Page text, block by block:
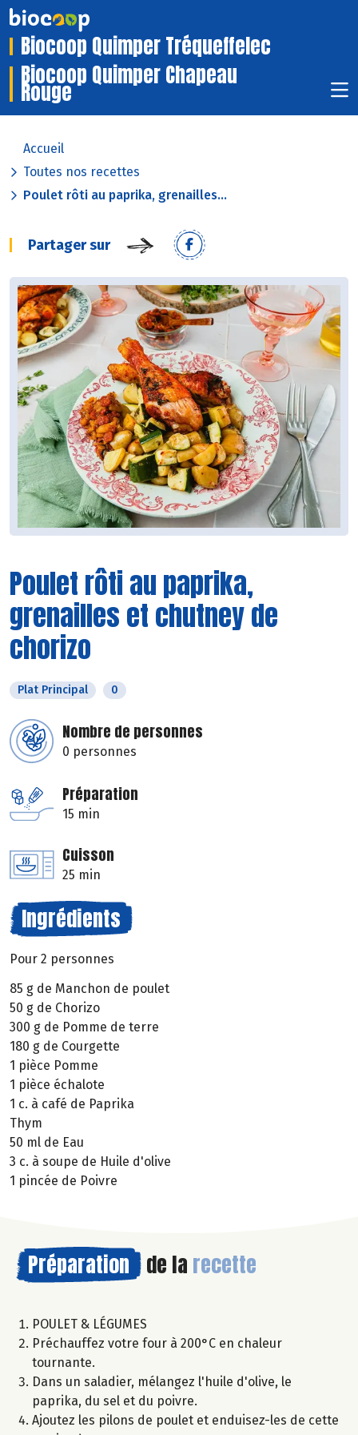
Biocoop Quimper Tréqueffelec
Biocoop Quimper Chapeau
Rouge
Accueil
Toutes nos recettes
Poulet rôti au paprika, grenailles...
Partager sur
Poulet rôti au paprika,
grenailles et chutney de
chorizo
Plat Principal 0
Nombre de personnes
0 personnes
Préparation
15 min
Cuisson
25 min
Ingrédients
Pour 2 personnes
85 g de Manchon de poulet
50 g de Chorizo
300 g de Pomme de terre
180 g de Courgette
1 pièce Pomme
1 pièce échalote
1 c. à café de Paprika
Thym
50 ml de Eau
3 c. à soupe de Huile d'olive
1 pincée de Poivre
Préparation de la recette
POULET & LÉGUMES
Préchauffez votre four à 200°C en chaleur
tournante.
Dans un saladier, mélangez l'huile d'olive, le
paprika, du sel et du poivre.
Ajoutez les pilons de poulet et enduisez-les de cette